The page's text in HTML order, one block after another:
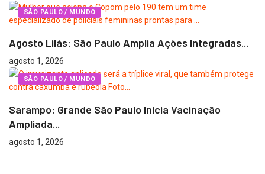
SÃO PAULO / MUNDO
Agosto Lilás: São Paulo Amplia Ações Integradas...
agosto 1, 2026
SÃO PAULO / MUNDO
Sarampo: Grande São Paulo Inicia Vacinação
Ampliada...
agosto 1, 2026